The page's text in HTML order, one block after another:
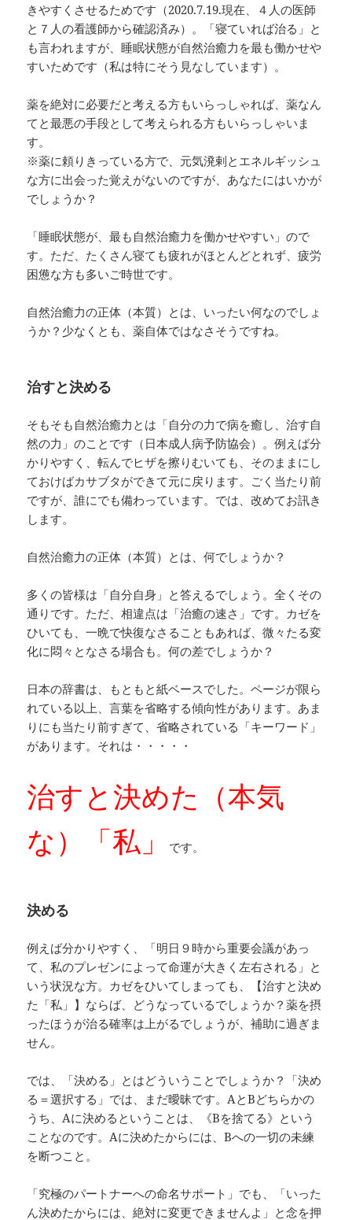
きやすくさせるためです（2020.7.19.現在、４人の医師
と７人の看護師から確認済み）。「寝ていれば治る」と
も言われますが、睡眠状態が自然治癒力を最も働かせや
すいためです（私は特にそう見なしています）。
薬を絶対に必要だと考える方もいらっしゃれば、薬なん
てと最悪の手段として考えられる方もいらっしゃいま
す。
※薬に頼りきっている方で、元気溌剌とエネルギッシュ
な方に出会った覚えがないのですが、あなたにはいかが
でしょうか？
「睡眠状態が、最も自然治癒力を働かせやすい」ので
す。ただ、たくさん寝ても疲れがほとんどとれず、疲労
困憊な方も多いご時世です。
自然治癒力の正体（本質）とは、いったい何なのでしょ
うか？少なくとも、薬自体ではなさそうですね。
治すと決める
そもそも自然治癒力とは「自分の力で病を癒し、治す自
然の力」のことです（日本成人病予防協会）。例えば分
かりやすく、転んでヒザを擦りむいても、そのままにし
ておけばカサブタができて元に戻ります。ごく当たり前
ですが、誰にでも備わっています。では、改めてお訊き
します。
自然治癒力の正体（本質）とは、何でしょうか？
多くの皆様は「自分自身」と答えるでしょう。全くその
通りです。ただ、相違点は「治癒の速さ」です。カゼを
ひいても、一晩で快復なさることもあれば、微々たる変
化に悶々となさる場合も。何の差でしょうか？
日本の辞書は、もともと紙ベースでした。ページが限ら
れている以上、言葉を省略する傾向性があります。あま
りにも当たり前すぎて、省略されている「キーワード」
があります。それは・・・・・
治すと決めた（本気
な）「私」
です。
決める
例えば分かりやすく、「明日９時から重要会議があっ
て、私のプレゼンによって命運が大きく左右される」と
いう状況な方。カゼをひいてしまっても、【治すと決め
た「私」】ならば、どうなっているでしょうか？薬を摂
ったほうが治る確率は上がるでしょうが、補助に過ぎま
せん。
では、「決める」とはどういうことでしょうか？「決め
る＝選択する」では、まだ曖昧です。AとBどちらかの
うち、Aに決めるということは、《Bを捨てる》という
ことなのです。Aに決めたからには、Bへの一切の未練
を断つこと。
「究極のパートナーへの命名サポート」でも、「いった
ん決めたからには、絶対に変更できませんよ」と念を押